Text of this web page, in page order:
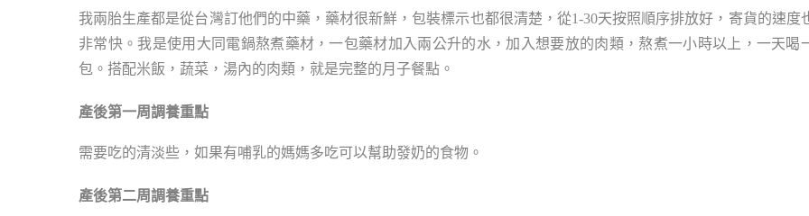
我兩胎生產都是從台灣訂他們的中藥，藥材很新鮮，包裝標示也都很清楚，從1-30天按照順序排放好，寄貨的速度
非常快。我是使用大同電鍋熬煮藥材，一包藥材加入兩公升的水，加入想要放的肉類，熬煮一小時以上，一天喝
包。搭配米飯，蔬菜，湯內的肉類，就是完整的月子餐點。
產後第一周調養重點
需要吃的清淡些，如果有哺乳的媽媽多吃可以幫助發奶的食物。
產後第二周調養重點